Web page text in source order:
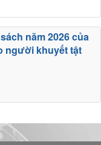
năm 2026 của
người khuyết tật